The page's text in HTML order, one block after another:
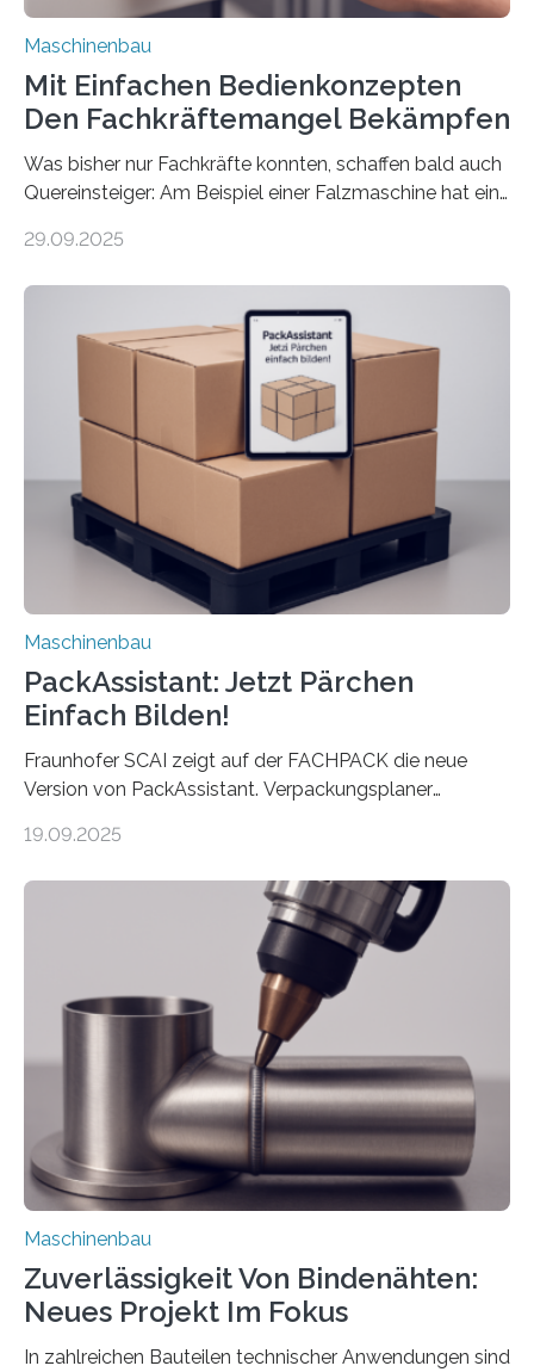
Maschinenbau
Mit Einfachen Bedienkonzepten
Den Fachkräftemangel Bekämpfen
Was bisher nur Fachkräfte konnten, schaffen bald auch
Quereinsteiger: Am Beispiel einer Falzmaschine hat ein
Mensch-Maschine-Schnittstelle so sehr vereinfacht,
Die zugrunde liegende Methodik lässt sich auf alle
anderen Maschinen übertragen. Eine Falzmaschine
umzurüsten ist ein Job für echte Profis. Eine solche
Maschine faltet in Druckereien Broschüren, Prospekte,
Landkarten und vieles mehr – mehrere Zehntausend
Exemplare pro Stunde. Je nach Maschinentyp und
Auftrag kann das Umrüsten…
29.09.2025
Maschinenbau
PackAssistant: Jetzt Pärchen
Einfach Bilden!
Fraunhofer SCAI zeigt auf der FACHPACK die neue
Version von PackAssistant. Verpackungsplaner
Automobil, Maschinenbau und in der Zulieferindustrie.
Teile als eine Einheit verpacken. Die Anordnung kann
der Benutzer vorgeben und erhält so mehr Kontrolle
über die Positionierung der Bauteile. Die ebenfalls neue
Automatisierungsschnittstelle dient dazu, die Software
besser in spezifische Unternehmensprozesse
einzubinden. Sankt Augustin – Zur Messe FACHPACK
vom 23. bis 25. September in Nürnberg…
19.09.2025
Maschinenbau
Zuverlässigkeit Von Bindenähten:
Neues Projekt Im Fokus
In zahlreichen Bauteilen technischer Anwendungen sind